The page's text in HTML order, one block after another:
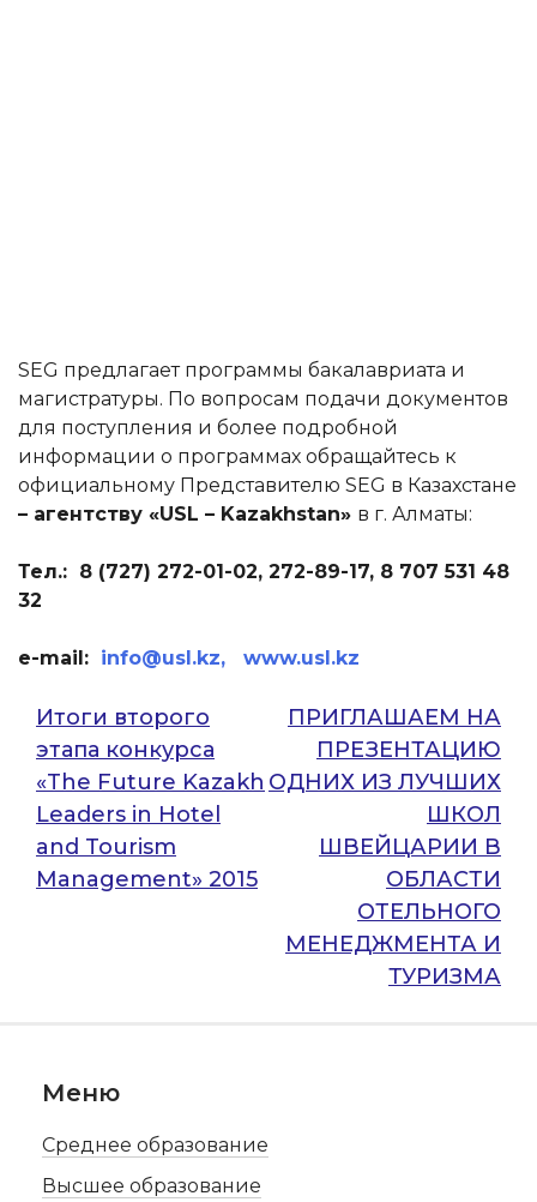
SEG предлагает программы бакалавриата и
магистратуры. По вопросам подачи документов
для поступления и более подробной
информации о программах обращайтесь к
официальному Представителю SEG в Казахстане
– агентству «USL – Kazakhstan» в г. Алматы:
Тел.: 8 (727) 272-01-02, 272-89-17, 8 707 531 48
32
e-mail: info@usl.kz, www.usl.kz
Навигация
по
записям
Итоги второго
этапа конкурса
«The Future Kazakh
Leaders in Hotel
and Tourism
Management» 2015
ПРИГЛАШАЕМ НА
ПРЕЗЕНТАЦИЮ
ОДНИХ ИЗ ЛУЧШИХ
ШКОЛ
ШВЕЙЦАРИИ В
ОБЛАСТИ
ОТЕЛЬНОГО
МЕНЕДЖМЕНТА И
ТУРИЗМА
Меню
Среднее образование
Высшее образование